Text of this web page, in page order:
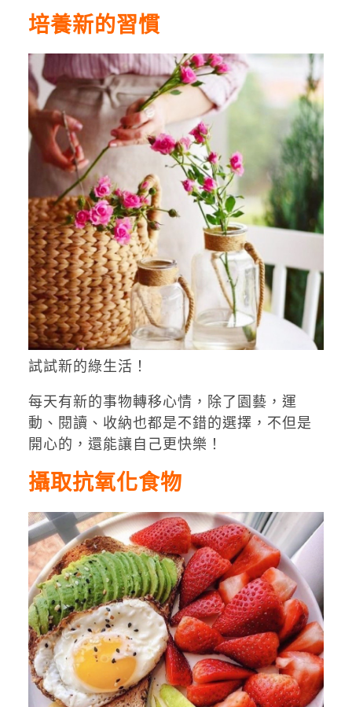
培養新的習慣
試試新的綠生活！
每天有新的事物轉移心情，除了園藝，運
動、閱讀、收納也都是不錯的選擇，不但是
開心的，還能讓自己更快樂！
攝取抗氧化食物